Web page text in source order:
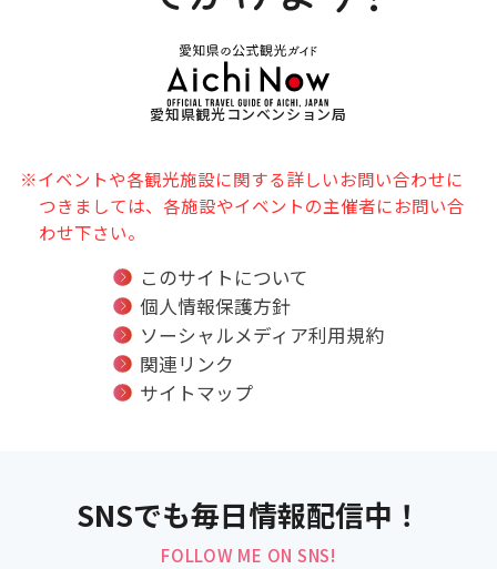
愛知県観光コンベンション局
※イベントや各観光施設に関する詳しいお問い合わせに
つきましては、各施設やイベントの主催者にお問い合
わせ下さい。
このサイトについて
個人情報保護方針
ソーシャルメディア利用規約
関連リンク
サイトマップ
SNSでも毎日情報配信中！
FOLLOW ME ON SNS!